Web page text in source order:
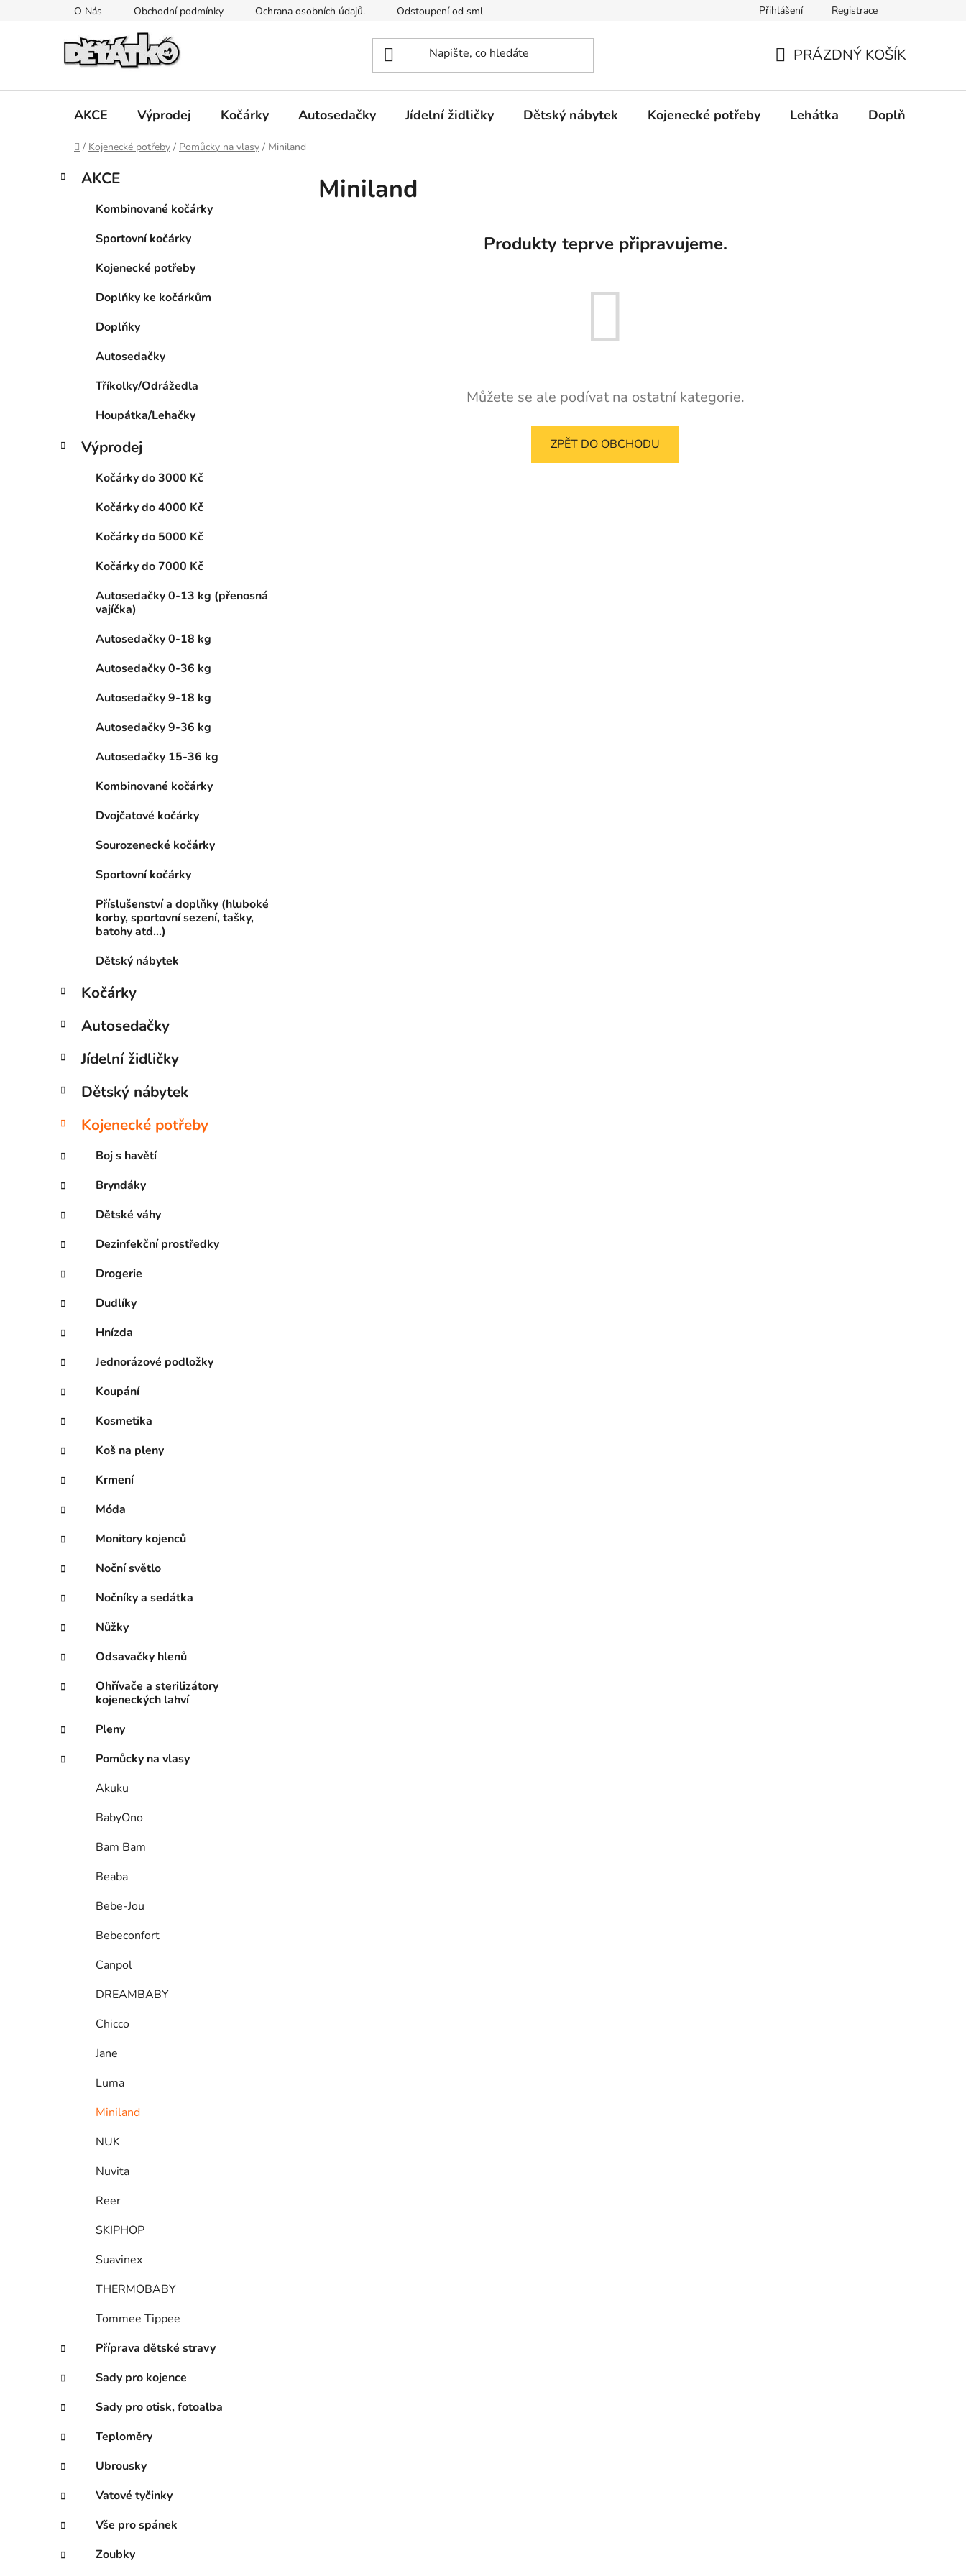
O Nás Obchodní podmínky Ochrana osobních údajů. Odstoupení od smlouvy Mimosoudní řešení spotřebitelských sporů. Prohlášení o použití cookies
Přihlášení Registrace
KOŠÍK
PRÁZDNÝ KOŠÍK
AKCE Výprodej Kočárky Autosedačky Jídelní židličky Dětský nábytek Kojenecké potřeby Lehátka Doplňky
Domů
/ Kojenecké potřeby / Pomůcky na vlasy / Miniland
PPřeskočit
kategorie
K
a
AKCE
Kombinované kočárky
Sportovní kočárky
Kojenecké potřeby
Doplňky ke kočárkům
Doplňky
Autosedačky
Tříkolky/Odrážedla
Houpátka/Lehačky
Výprodej
Kočárky do 3000 Kč
Kočárky do 4000 Kč
Kočárky do 5000 Kč
Kočárky do 7000 Kč
Autosedačky 0-13 kg (přenosná
vajíčka)
Autosedačky 0-18 kg
Autosedačky 0-36 kg
Autosedačky 9-18 kg
Autosedačky 9-36 kg
Autosedačky 15-36 kg
Kombinované kočárky
Dvojčatové kočárky
Sourozenecké kočárky
Sportovní kočárky
Příslušenství a doplňky (hluboké
korby, sportovní sezení, tašky,
batohy atd...)
Dětský nábytek
Kočárky
Autosedačky
Jídelní židličky
Dětský nábytek
Kojenecké potřeby
Boj s havětí
Bryndáky
Dětské váhy
Dezinfekční prostředky
Drogerie
Dudlíky
Hnízda
Jednorázové podložky
Koupání
Kosmetika
Koš na pleny
Krmení
Móda
Monitory kojenců
Noční světlo
Nočníky a sedátka
Nůžky
Odsavačky hlenů
Ohřívače a sterilizátory
kojeneckých lahví
Pleny
Pomůcky na vlasy
Akuku
BabyOno
Bam Bam
Beaba
Bebe-Jou
Bebeconfort
Canpol
DREAMBABY
Chicco
Jane
Luma
Miniland
NUK
Nuvita
Reer
SKIPHOP
Suavinex
THERMOBABY
Tommee Tippee
Příprava dětské stravy
Sady pro kojence
Sady pro otisk, fotoalba
Teploměry
Ubrousky
Vatové tyčinky
Vše pro spánek
Zoubky
Miniland
Produkty teprve připravujeme.
Můžete se ale podívat na ostatní kategorie.
ZPĚT DO OBCHODU